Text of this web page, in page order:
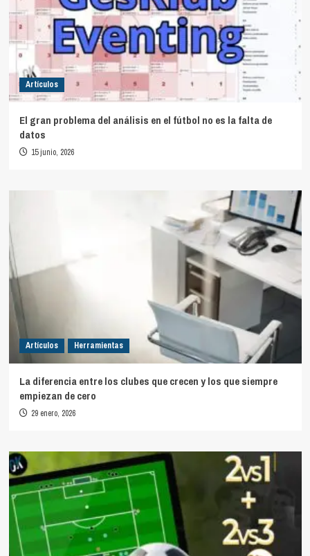
Artículos
El gran problema del análisis en el fútbol no es la falta de
datos
15 junio, 2026
Artículos Herramientas
La diferencia entre los clubes que crecen y los que siempre
empiezan de cero
29 enero, 2026